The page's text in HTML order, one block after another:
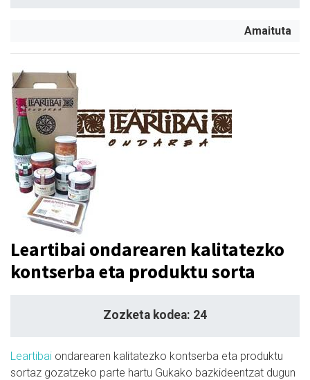
Amaituta
Leartibai ondarearen kalitatezko
kontserba eta produktu sorta
Zozketa kodea: 24
Leartibai ondarearen kalitatezko kontserba eta produktu
sortaz gozatzeko parte hartu Gukako bazkideentzat dugun